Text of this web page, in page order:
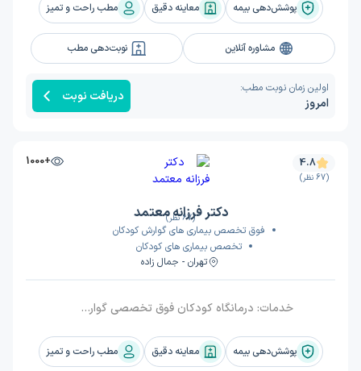
پوشش‌دهی بیمه معاینه دقیق مطب راحت و تمیز
مشاوره آنلاین نوبت‌دهی مطب
اولین زمان نوبت مطب:
امروز دریافت نوبت
(67 نظر)
+1000 4.8
(67 نظر)
دکتر فرزانه معتمد
فوق تخصص بیماری های گوارش کودکان
تخصص بیماری های کودکان
تهران - جمال زاده
خدمات: درمانگاه کودکان فوق تخصصی گوارش, ویزیت
پوشش‌دهی بیمه معاینه دقیق مطب راحت و تمیز